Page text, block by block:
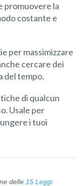
promuovere la
costante e
per massimizzare
cercare dei
del tempo.
di qualcun
Usale per
i tuoi
delle 15 Leggi